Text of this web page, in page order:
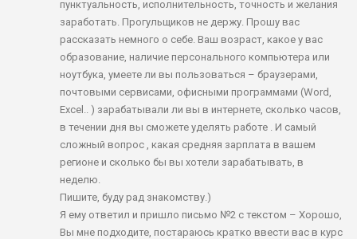
пунктуальность, исполнительность, точность и желания
заработать. Прогульщиков не держу. Прошу вас
рассказать немного о себе. Ваш возраст, какое у вас
образование, наличие персонального компьютера или
ноутбука, умеете ли вы пользоваться – браузерами,
почтовыми сервисами, офисными программами (Word,
Excel.. ) зарабатывали ли вы в интернете, сколько часов,
в течении дня вы сможете уделять работе . И самый
сложный вопрос , какая средняя зарплата в вашем
регионе и сколько бы вы хотели зарабатывать, в
неделю.
Пишите, буду рад знакомству.)
Я ему ответил и пришло письмо №2 с текстом – Хорошо,
Вы мне подходите, постараюсь кратко ввести вас в курс